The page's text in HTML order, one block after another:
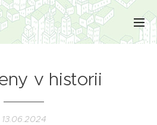
v historii
13.06.2024